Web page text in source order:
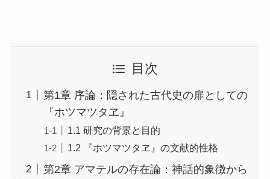
目次
第1章 序論：隠された古代史の扉としての
『ホツマツタヱ』
1.1 研究の背景と目的
1.2 『ホツマツタヱ』の文献的性格
第2章 アマテルの存在論：神話的象徴から